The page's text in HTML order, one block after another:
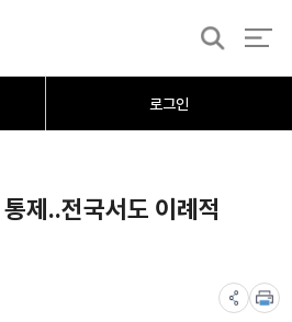
로그인
검
취재가시작되자
제..전국서도 이례적